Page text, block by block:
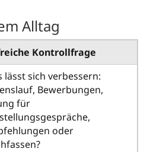
Alltag
Kontrollfrage
lässt sich verbessern:
Bewerbungen,
für
oder